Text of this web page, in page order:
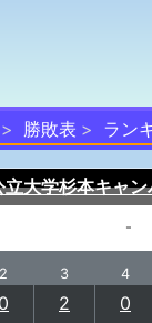
勝敗表 ラン
立大学杉本キャ
-
2 3 4
0 2 0